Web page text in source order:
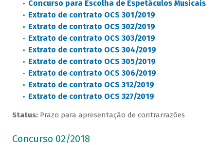
Concurso para Escolha de Espetáculos Musicais
Extrato de contrato OCS 301/2019
Extrato de contrato OCS 302/2019
Extrato de contrato OCS 303/2019
Extrato de contrato OCS 304/2019
Extrato de contrato OCS 305/2019
Extrato de contrato OCS 306/2019
Extrato de contrato OCS 312/2019
Extrato de contrato OCS 327/2019
Status: Prazo para apresentação de contrarrazões
Concurso 02/2018